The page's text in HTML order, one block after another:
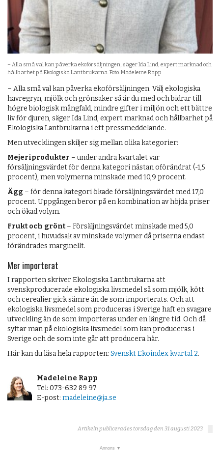
– Alla små val kan påverka ekoförsäljningen, säger Ida Lind, expert marknad och
hållbarhet på Ekologiska Lantbrukarna. Foto: Madeleine Rapp
– Alla små val kan påverka ekoförsäljningen. Välj ekologiska
havregryn, mjölk och grönsaker så är du med och bidrar till
högre biologisk mångfald, mindre gifter i miljön och ett bättre
liv för djuren, säger Ida Lind, expert marknad och hållbarhet på
Ekologiska Lantbrukarna i ett pressmeddelande.
Men utvecklingen skiljer sig mellan olika kategorier:
Mejeriprodukter – under andra kvartalet var
försäljningsvärdet för denna kategori nästan oförändrat (-1,5
procent), men volymerna minskade med 10,9 procent.
Ägg – för denna kategori ökade försäljningsvärdet med 17,0
procent. Uppgången beror på en kombination av höjda priser
och ökad volym.
Frukt och grönt – Försäljningsvärdet minskade med 5,0
procent, i huvudsak av minskade volymer då priserna endast
förändrades marginellt.
Mer importerat
I rapporten skriver Ekologiska Lantbrukarna att
svenskproducerade ekologiska livsmedel så som mjölk, kött
och cerealier gick sämre än de som importerats. Och att
ekologiska livsmedel som produceras i Sverige haft en svagare
utveckling än de som importeras under en längre tid. Och då
syftar man på ekologiska livsmedel som kan produceras i
Sverige och de som inte går att producera här.
Här kan du läsa hela rapporten: Svenskt Ekoindex kvartal 2.
Madeleine Rapp
Tel: 073-632 89 97
E-post: madeleine@ja.se
Artikeln publicerades torsdag den 31 augusti 2023